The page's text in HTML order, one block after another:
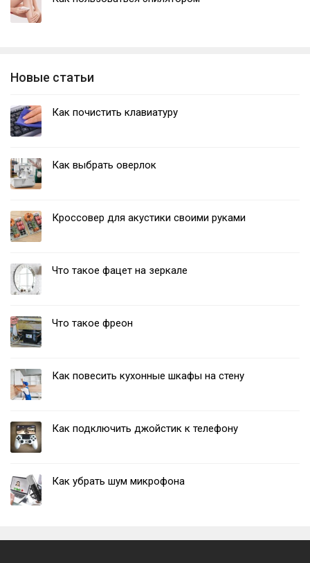
Новые статьи
Как почистить клавиатуру
Как выбрать оверлок
Кроссовер для акустики своими руками
Что такое фацет на зеркале
Что такое фреон
Как повесить кухонные шкафы на стену
Как подключить джойстик к телефону
Как убрать шум микрофона